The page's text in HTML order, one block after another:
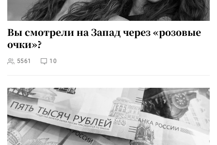
Вы смотрели на Запад через «розовые
очки»?
5561 10